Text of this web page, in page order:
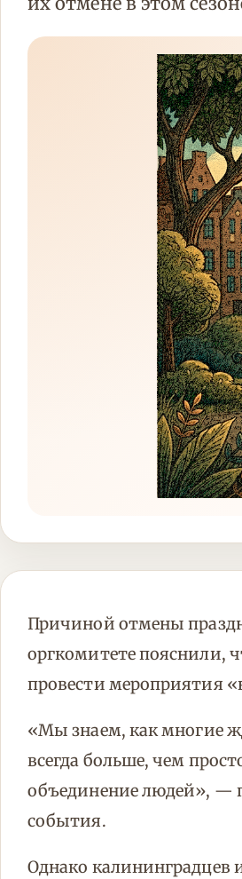
Причиной отмены
оргкомитете пояснили,
провести мероприятия
«Мы знаем, как многие
всегда больше, чем
объединение людей», —
события.
Однако калининградцев